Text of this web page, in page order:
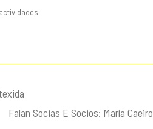
Falan Socias E Socios: María Caeiro